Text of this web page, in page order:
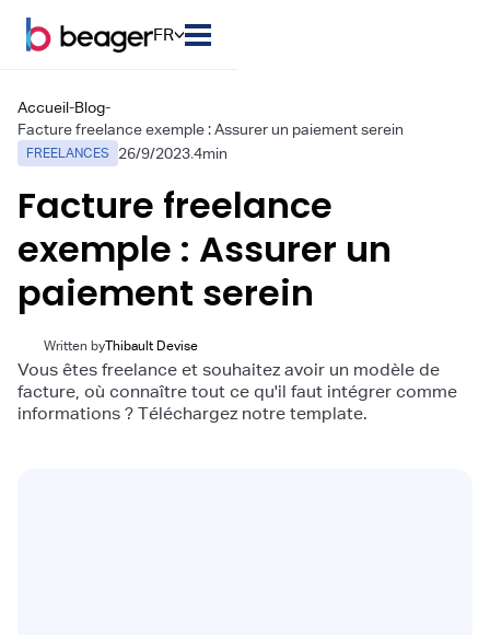
FR
Accueil-Blog-
Facture freelance exemple : Assurer un paiement serein
FREELANCES 26/9/2023.4min
Facture freelance
exemple : Assurer un
paiement serein
Written byThibault Devise
Vous êtes freelance et souhaitez avoir un modèle de
facture, où connaître tout ce qu'il faut intégrer comme
informations ? Téléchargez notre template.